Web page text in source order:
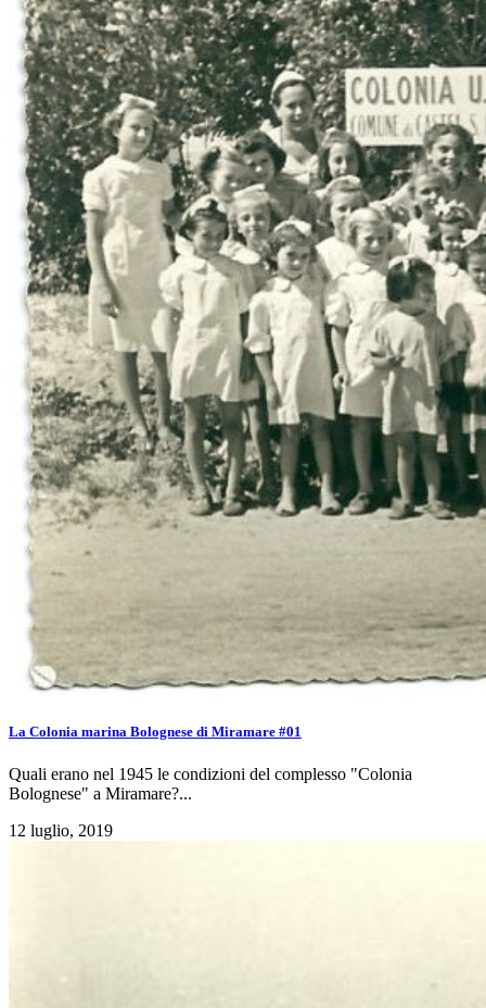
Il Dopoguerra (1947-1959)
La Colonia marina Bolognese di Miramare #01
Quali erano nel 1945 le condizioni del complesso "Colonia
Bolognese" a Miramare?...
12 luglio, 2019